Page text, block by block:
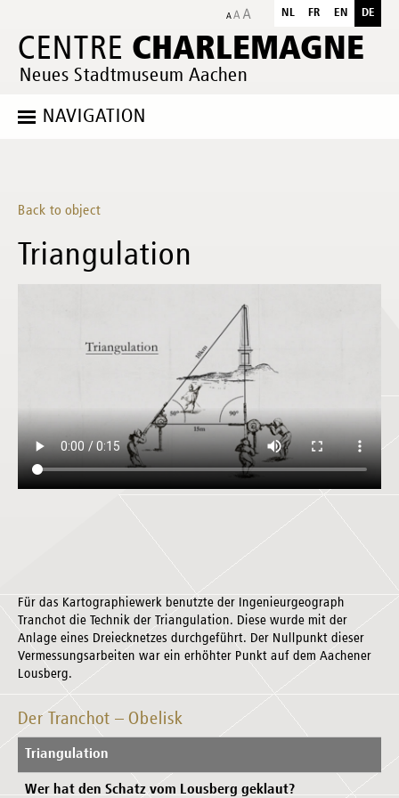
CENTRE CHARLEMAGNE
Neues Stadtmuseum Aachen
NL FR EN DE
NAVIGATION
Back to object
Triangulation
Für das Kartographiewerk benutzte der Ingenieurgeograph
Tranchot die Technik der Triangulation. Diese wurde mit der
Anlage eines Dreiecknetzes durchgeführt. Der Nullpunkt dieser
Vermessungsarbeiten war ein erhöhter Punkt auf dem Aachener
Lousberg.
Der Tranchot – Obelisk
Triangulation
Wer hat den Schatz vom Lousberg geklaut?